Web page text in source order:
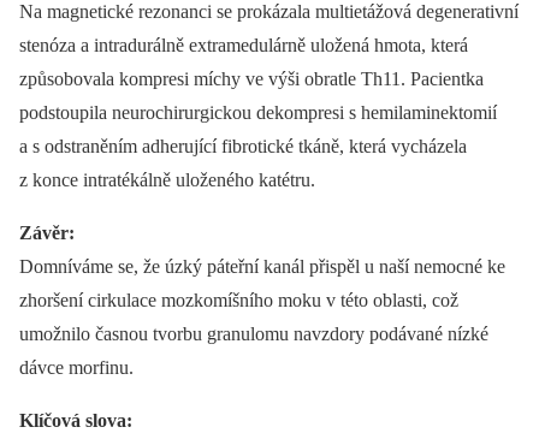
Na magnetické rezonanci se prokázala multietážová degenerativní
stenóza a intradurálně extramedulárně uložená hmota, která
způsobovala kompresi míchy ve výši obratle Th11. Pacientka
podstoupila neurochirurgickou dekompresi s hemilaminektomií
a s odstraněním adherující fibrotické tkáně, která vycházela
z konce intratékálně uloženého katétru.
Závěr:
Domníváme se, že úzký páteřní kanál přispěl u naší nemocné ke
zhoršení cirkulace mozkomíšního moku v této oblasti, což
umožnilo časnou tvorbu granulomu navzdory podávané nízké
dávce morfinu.
Klíčová slova: